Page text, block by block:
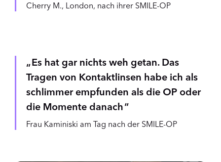
Cherry M., London, nach ihrer SMILE-OP
Es hat gar nichts weh getan. Das
Tragen von Kontaktlinsen habe ich als
schlimmer empfunden als die OP oder
die Momente danach
Frau Kaminiski am Tag nach der SMILE-OP